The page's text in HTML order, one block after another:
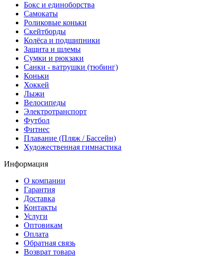
Бокс и единоборства
Самокаты
Роликовые коньки
Скейтборды
Колёса и подшипники
Защита и шлемы
Сумки и рюкзаки
Санки - ватрушки (тюбинг)
Коньки
Хоккей
Лыжи
Велосипеды
Электротранспорт
Футбол
Фитнес
Плавание (Пляж / Бассейн)
Художественная гимнастика
Информация
О компании
Гарантия
Доставка
Контакты
Услуги
Оптовикам
Оплата
Обратная связь
Возврат товара